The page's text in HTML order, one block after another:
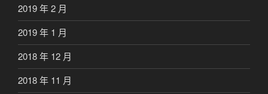
2019 年 2 月
2019 年 1 月
2018 年 12 月
2018 年 11 月